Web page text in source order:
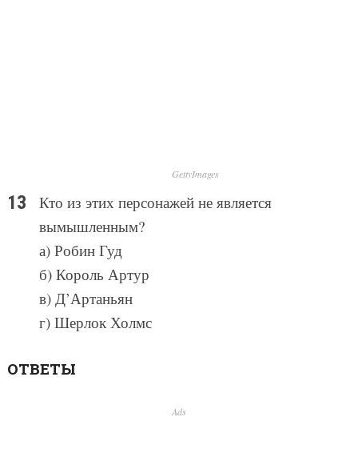
GettyImages
Кто из этих персонажей не является
вымышленным?
а) Робин Гуд
б) Король Артур
в) Д’Артаньян
г) Шерлок Холмс
ОТВЕТЫ
Ads